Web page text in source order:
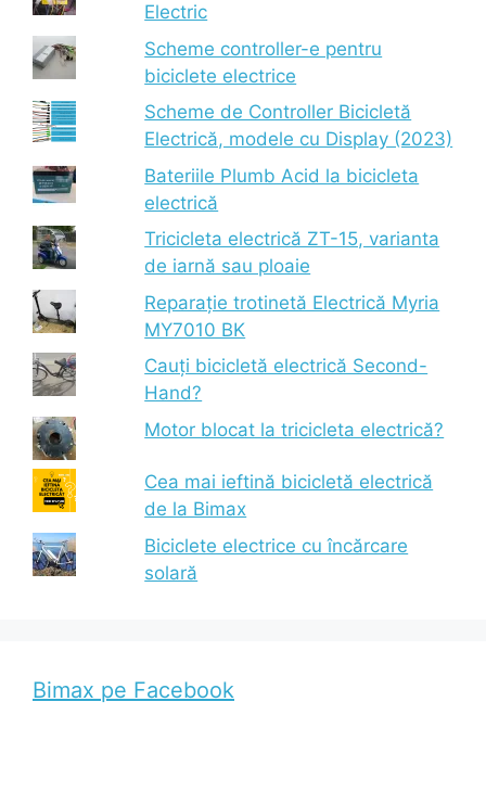
Electric
Scheme controller-e pentru
biciclete electrice
Scheme de Controller Bicicletă
Electrică, modele cu Display (2023)
Bateriile Plumb Acid la bicicleta
electrică
Tricicleta electrică ZT-15, varianta
de iarnă sau ploaie
Reparație trotinetă Electrică Myria
MY7010 BK
Cauți bicicletă electrică Second-
Hand?
Motor blocat la tricicleta electrică?
Cea mai ieftină bicicletă electrică
de la Bimax
Biciclete electrice cu încărcare
solară
Bimax pe Facebook